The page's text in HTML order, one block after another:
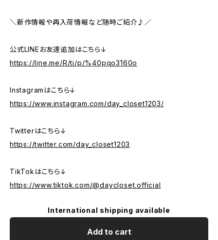
＼新作情報や再入荷情報など随時ご紹介♪／
公式LINEお友達追加はこちら↓
https://line.me/R/ti/p/%40pqo3160o
Instagramはこちら↓
https://www.instagram.com/day_closet1203/
Twitterはこちら↓
https://twitter.com/day_closet1203
TikTokはこちら↓
https://www.tiktok.com/@daycloset.official
International shipping available
Add to cart